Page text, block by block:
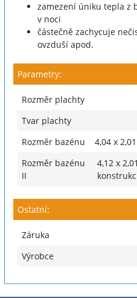
zamezení úniku tepla z
v noci
částečně zachycuje
ovzduší apod.
Parametry:
Rozměr plachty
Tvar plachty
Rozměr bazénu
4,04 x
Rozměr bazénu
II
4,12 x
Ostatní:
Záruka
Výrobce